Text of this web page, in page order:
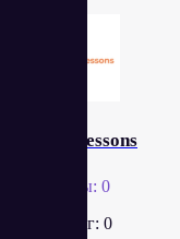
Cloudlessons
Отзывы: 0
Рейтинг: 0